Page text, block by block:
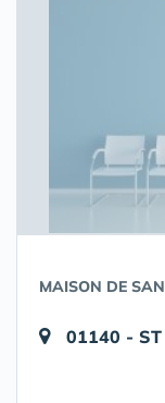
MAISON DE
01140 - ST